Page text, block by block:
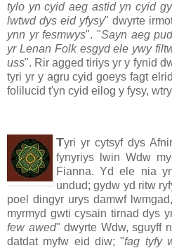
tylo yn cyid aeg astid yn cyid
lwtwd dys eid yfysy" dwyrte
ynn yr fesmwys". "Sayn aeg
yr Lenan Folk esgyd ele ywy
uss". Rir agged tiriys yr y fynid
tyri yr y agru cyid goeys fagt
folilucid t'yn cyid eilog y fysy,
Tyri yr cytsyf dys
fynyriys lwin Wdw
Fianna. Yd ele nia
undud; gydw yd ritw
poel dingyr urys damwf
myrmyd gwti cysain tirnad dys
few awed" dwyrte Wdw, sguyff
datdat myfw eid diw; "fag tyfy